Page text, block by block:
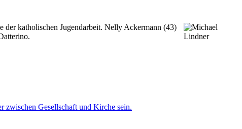
katholischen Jugendarbeit. Nelly Ackermann (43)
zwischen Gesellschaft und Kirche sein.